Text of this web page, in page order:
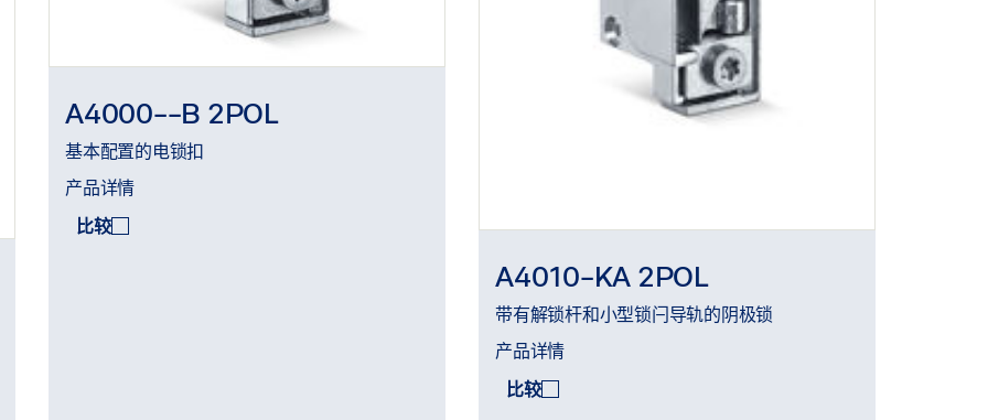
A4000--B 2POL
基本配置的电锁扣
产品详情
比较
A4010-KA 2POL
带有解锁杆和小型锁闩导轨的阴极锁
产品详情
比较